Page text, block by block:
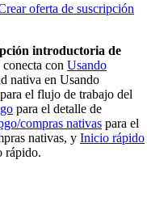
oferta de suscripción
introductoria de
con Usando
nativa en Usando
para el flujo de trabajo del
para el detalle de
compras nativas para el
nativas, y Inicio rápido
rápido.